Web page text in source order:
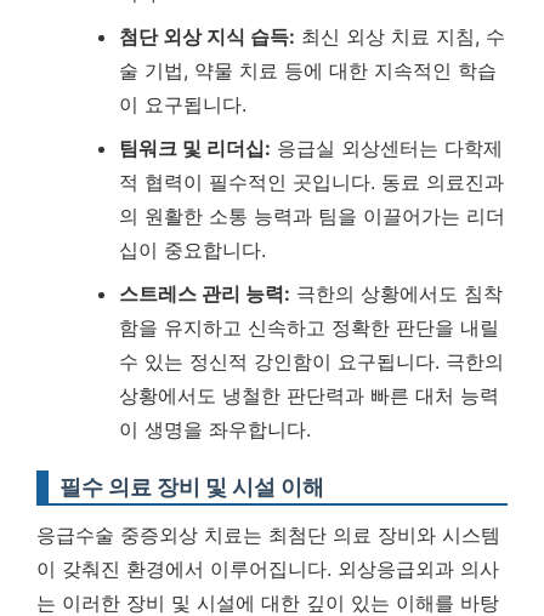
첨단 외상 지식 습득: 최신 외상 치료 지침, 수
술 기법, 약물 치료 등에 대한 지속적인 학습
이 요구됩니다.
팀워크 및 리더십: 응급실 외상센터는 다학제
적 협력이 필수적인 곳입니다. 동료 의료진과
의 원활한 소통 능력과 팀을 이끌어가는 리더
십이 중요합니다.
스트레스 관리 능력: 극한의 상황에서도 침착
함을 유지하고 신속하고 정확한 판단을 내릴
수 있는 정신적 강인함이 요구됩니다. 극한의
상황에서도 냉철한 판단력과 빠른 대처 능력
이 생명을 좌우합니다.
필수 의료 장비 및 시설 이해
응급수술 중증외상 치료는 최첨단 의료 장비와 시스템
이 갖춰진 환경에서 이루어집니다. 외상응급외과 의사
는 이러한 장비 및 시설에 대한 깊이 있는 이해를 바탕